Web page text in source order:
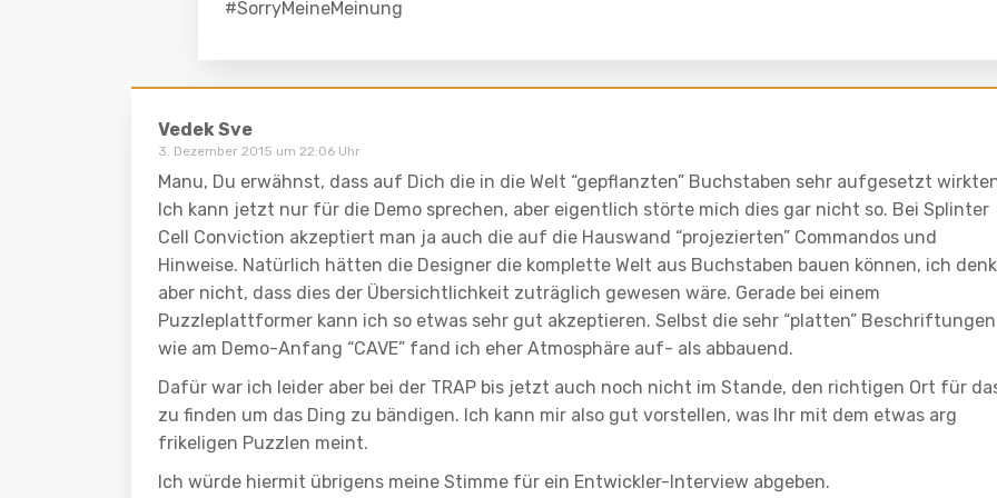
#SorryMeineMeinung
Vedek Sve
3. Dezember 2015 um 22:06 Uhr
Manu, Du erwähnst, dass auf Dich die in die Welt “gepflanzten” Buchstaben sehr aufgesetzt
Ich kann jetzt nur für die Demo sprechen, aber eigentlich störte mich dies gar nicht so. Bei Splinter
Cell Conviction akzeptiert man ja auch die auf die Hauswand “projezierten” Commandos und
Hinweise. Natürlich hätten die Designer die komplette Welt aus Buchstaben bauen können, ich
aber nicht, dass dies der Übersichtlichkeit zuträglich gewesen wäre. Gerade bei einem
Puzzleplattformer kann ich so etwas sehr gut akzeptieren. Selbst die sehr “platten” Beschriftungen
wie am Demo-Anfang “CAVE” fand ich eher Atmosphäre auf- als abbauend.
Dafür war ich leider aber bei der TRAP bis jetzt auch noch nicht im Stande, den richtigen Ort für
zu finden um das Ding zu bändigen. Ich kann mir also gut vorstellen, was Ihr mit dem etwas arg
frikeligen Puzzlen meint.
Ich würde hiermit übrigens meine Stimme für ein Entwickler-Interview abgeben.